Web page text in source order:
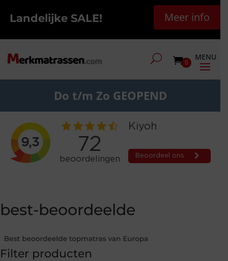
Landelijke SALE! Meer info
0
Do t/m Zo GEOPEND
best-beoordeelde
Filter producten